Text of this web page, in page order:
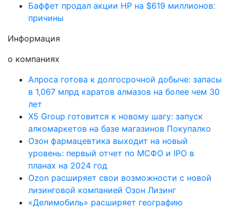
Баффет продал акции HP на $619 миллионов:
причины
Информация
о компаниях
Алроса готова к долгосрочной добыче: запасы
в 1,067 млрд каратов алмазов на более чем 30
лет
X5 Group готовится к новому шагу: запуск
алкомаркетов на базе магазинов Покупалко
Озон фармацевтика выходит на новый
уровень: первый отчет по МСФО и IPO в
планах на 2024 год
Ozon расширяет свои возможности с новой
лизинговой компанией Озон Лизинг
«Делимобиль» расширяет географию